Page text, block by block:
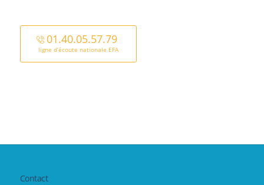
01.40.05.57.79
ligne d’écoute nationale EFA
Contact